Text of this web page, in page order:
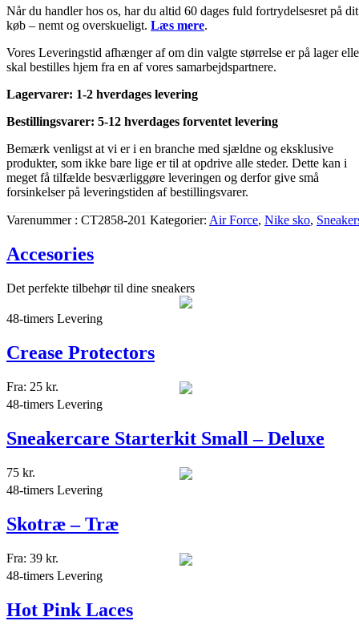
Når du handler hos os, har du altid 60 dages fuld fortrydelsesret på dit
køb – nemt og overskueligt. Læs mere.
Vores Leveringstid afhænger af om din valgte størrelse er på lager
skal bestilles hjem fra en af vores samarbejdspartnere.
Lagervarer: 1-2 hverdages levering
Bestillingsvarer: 5-12 hverdages forventet levering
Bemærk venligst at vi er i en branche med sjældne og eksklusive
produkter, som ikke bare lige er til at opdrive alle steder. Dette kan i
meget få tilfælde besværliggøre leveringen og derfor give små
forsinkelser på leveringstiden af bestillingsvarer.
Varenummer CT2858-201 Kategorier Air Force, Nike sko,
Accesories
Det perfekte tilbehør til dine sneakers
48-timers Levering
Crease Protectors
Fra: 25 kr.
48-timers Levering
Sneakercare Starterkit Small – Deluxe
75 kr.
48-timers Levering
Skotræ – Træ
Fra: 39 kr.
48-timers Levering
Hot Pink Laces